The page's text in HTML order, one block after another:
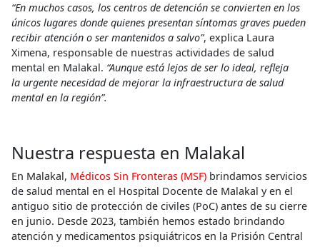
“En muchos casos, los centros de detención se convierten en los
únicos lugares donde quienes presentan síntomas graves pueden
recibir atención o ser mantenidos a salvo”, explica Laura
Ximena, responsable de nuestras actividades de salud
mental en Malakal. “Aunque está lejos de ser lo ideal, refleja
la urgente necesidad de mejorar la infraestructura de salud
mental en la región”.
Nuestra respuesta en Malakal
En Malakal, Médicos Sin Fronteras (MSF) brindamos servicios
de salud mental en el Hospital Docente de Malakal y en el
antiguo sitio de protección de civiles (PoC) antes de su cierre
en junio. Desde 2023, también hemos estado brindando
atención y medicamentos psiquiátricos en la Prisión Central